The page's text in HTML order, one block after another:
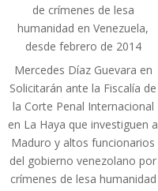
de crímenes de lesa
humanidad en Venezuela,
desde febrero de 2014
Mercedes Díaz Guevara en
Solicitarán ante la Fiscalía de
la Corte Penal Internacional
en La Haya que investiguen a
Maduro y altos funcionarios
del gobierno venezolano por
crímenes de lesa humanidad